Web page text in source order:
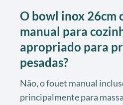
O bowl inox 26cm
manual para
apropriado para
pesadas?
Não, o fouet manual
principalmente para